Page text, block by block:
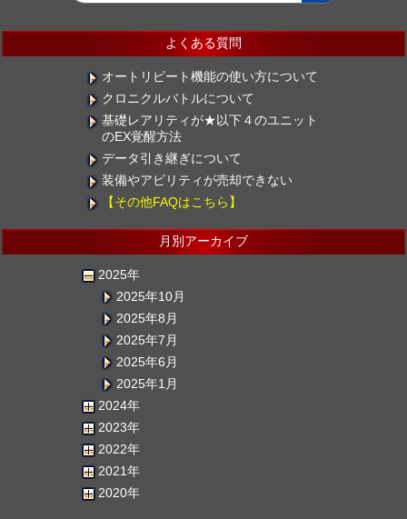
よくある質問
オートリピート機能の使い方について
クロニクルバトルについて
基礎レアリティが★以下４のユニット
のEX覚醒方法
データ引き継ぎについて
装備やアビリティが売却できない
【その他FAQはこちら】
月別アーカイブ
2025年
2025年10月
2025年8月
2025年7月
2025年6月
2025年1月
2024年
2023年
2022年
2021年
2020年